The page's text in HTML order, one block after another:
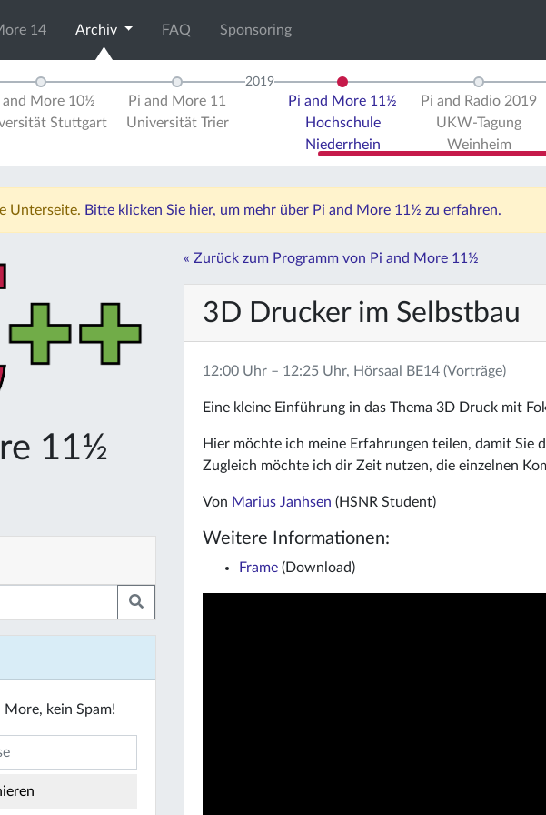
14 Archiv FAQ Sponsoring
and More 10½
Stuttgart
Pi and More 11
Universität Trier
2019
Pi and More 11½
Hochschule
Niederrhein
Pi and Radio 2019
UKW-Tagung
Weinheim
Unterseite. Bitte klicken Sie hier, um mehr über Pi and More 11½ zu erfahren.
11½
kein Spam!
« Zurück zum Programm von Pi and More 11½
3D Drucker im Selbstbau
12:00 Uhr – 12:25 Uhr, Hörsaal BE14 (Vorträge)
Eine kleine Einführung in das Thema 3D Druck mit
Hier möchte ich meine Erfahrungen teilen, damit Sie
Zugleich möchte ich dir Zeit nutzen, die einzelnen
Von Marius Janhsen (HSNR Student)
Weitere Informationen:
Frame (Download)